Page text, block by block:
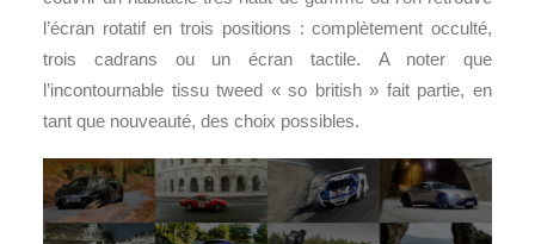
l’écran rotatif en trois positions : complètement occulté,
trois cadrans ou un écran tactile. A noter que
l’incontournable tissu tweed « so british » fait partie, en
tant que nouveauté, des choix possibles.